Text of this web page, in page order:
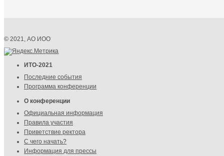
© 2021, АО ИОО
ИТО-2021
Последние события
Программа конференции
О конференции
Официальная информация
Правила участия
Приветствие ректора
С чего начать?
Информация для прессы